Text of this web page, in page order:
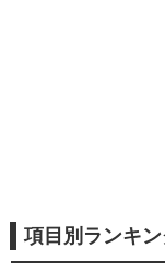
項目別ランキ